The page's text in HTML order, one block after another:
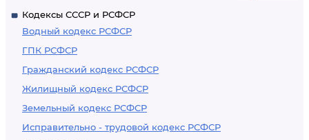
Кодексы СССР и РСФСР
Водный кодекс РСФСР
ГПК РСФСР
Гражданский кодекс РСФСР
Жилищный кодекс РСФСР
Земельный кодекс РСФСР
Исправительно - трудовой кодекс РСФСР